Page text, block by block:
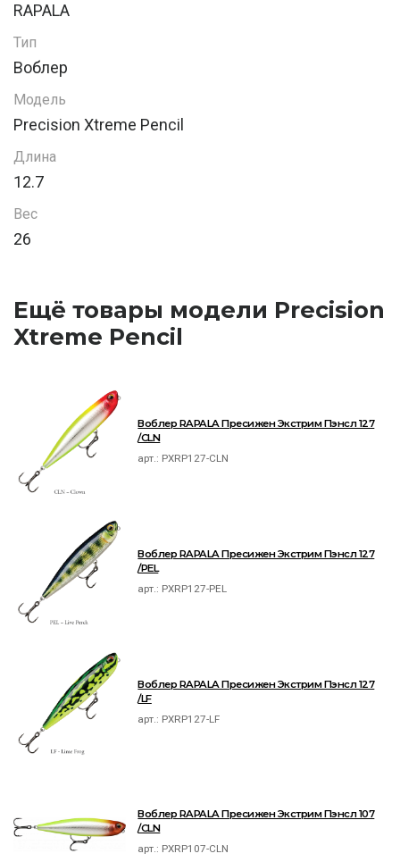
RAPALA
Тип
Воблер
Модель
Precision Xtreme Pencil
Длина
12.7
Вес
26
Ещё товары модели Precision
Xtreme Pencil
Воблер RAPALA Пресижен Экстрим Пэнсл 127
/CLN
арт.: PXRP127-CLN
Воблер RAPALA Пресижен Экстрим Пэнсл 127
/PEL
арт.: PXRP127-PEL
Воблер RAPALA Пресижен Экстрим Пэнсл 127
/LF
арт.: PXRP127-LF
Воблер RAPALA Пресижен Экстрим Пэнсл 107
/CLN
арт.: PXRP107-CLN